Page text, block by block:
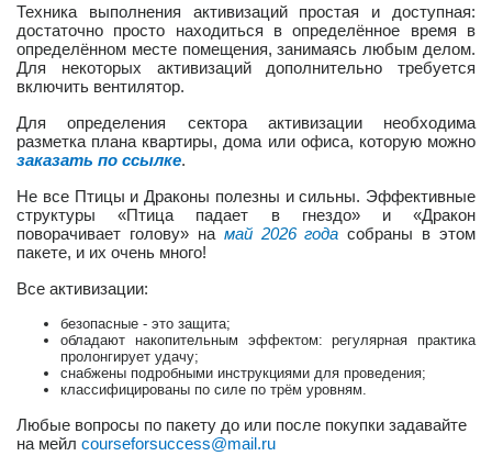
Техника выполнения активизаций простая и доступная:
достаточно просто находиться в определённое время в
определённом месте помещения, занимаясь любым делом.
Для некоторых активизаций дополнительно требуется
включить вентилятор.
Для определения сектора активизации необходима
разметка плана квартиры, дома или офиса, которую можно
заказать по ссылке.
Не все Птицы и Драконы полезны и сильны. Эффективные
структуры «Птица падает в гнездо» и «Дракон
поворачивает голову» на май 2026 года собраны в этом
пакете, и их очень много!
Все активизации:
безопасные - это защита;
обладают накопительным эффектом: регулярная практика
пролонгирует удачу;
снабжены подробными инструкциями для проведения;
классифицированы по силе по трём уровням.
Любые вопросы по пакету до или после покупки задавайте
на мейл courseforsuccess@mail.ru